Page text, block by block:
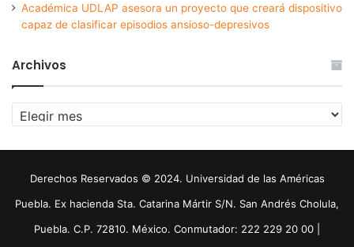
Académica UDLAP asesora un proyecto que creará dispositivo
capaz de clasificar episodios ansioso-depresivos
Archivos
Archivos
Derechos Reservados © 2024. Universidad de las Américas
Puebla. Ex hacienda Sta. Catarina Mártir S/N. San Andrés Cholula,
Puebla. C.P. 72810. México. Conmutador: 222 229 20 00 |